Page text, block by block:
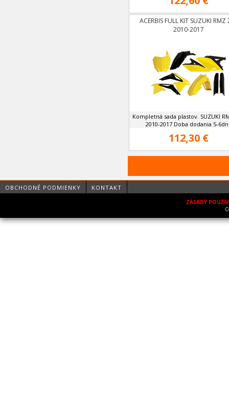
ACERBIS FULL KIT SUZUKI RMZ
2010-2017
Kompletná sada plastov. SUZUKI
2010-2017 Doba dodania 5-
112,30 €
OBCHODNÉ PODMIENKY KONTAKT
ZÁSADY